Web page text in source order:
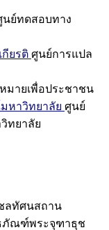
นย์ทดสอบทาง
ยรติ ศูนย์การแปล
มายเพื่อประชาชน
หาวิทยาลัย ศูนย์
ทยาลัย
ทัศนสถาน
ภัณฑ์พระจุฑาธุช